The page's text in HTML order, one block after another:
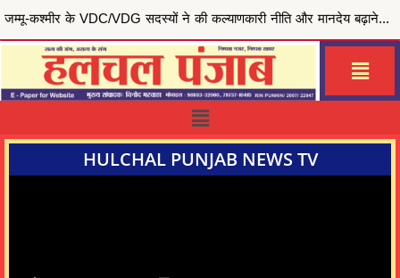
मुख्यमंत्री भगवंत सिंह मान की ‘मेरी रसोई योजना’ से जरूरतमंद परिवारों को राहत, जालंधर सेंट्रल हलका इं...
HULCHAL PUNJAB NEWS TV